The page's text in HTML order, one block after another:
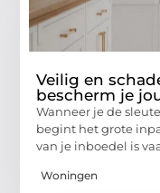
Veilig en
bescherm je
Wanneer je de
begint het grote
van je inboedel is
Woningen